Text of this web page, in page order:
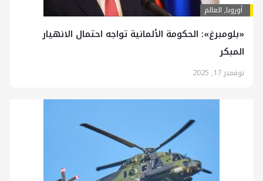
أوروبا, العالم
«بلومبرغ»: الحكومة الألمانية تواجه احتمال الانهيار
المبكر
نوفمبر 17, 2025